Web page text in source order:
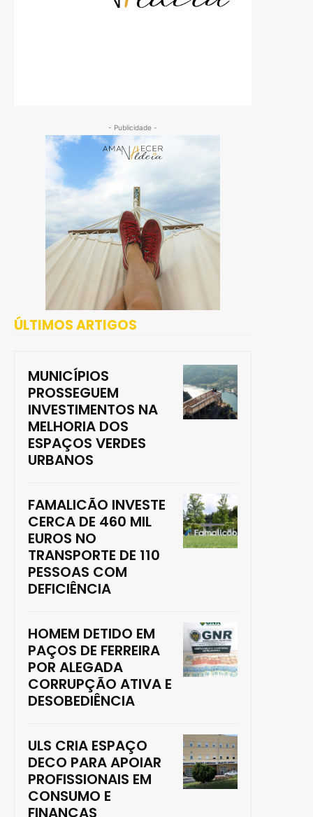
- Publicidade -
ÚLTIMOS ARTIGOS
MUNICÍPIOS
PROSSEGUEM
INVESTIMENTOS NA
MELHORIA DOS
ESPAÇOS VERDES
URBANOS
FAMALICÃO INVESTE
CERCA DE 460 MIL
EUROS NO
TRANSPORTE DE 110
PESSOAS COM
DEFICIÊNCIA
HOMEM DETIDO EM
PAÇOS DE FERREIRA
POR ALEGADA
CORRUPÇÃO ATIVA E
DESOBEDIÊNCIA
ULS CRIA ESPAÇO
DECO PARA APOIAR
PROFISSIONAIS EM
CONSUMO E
FINANÇAS